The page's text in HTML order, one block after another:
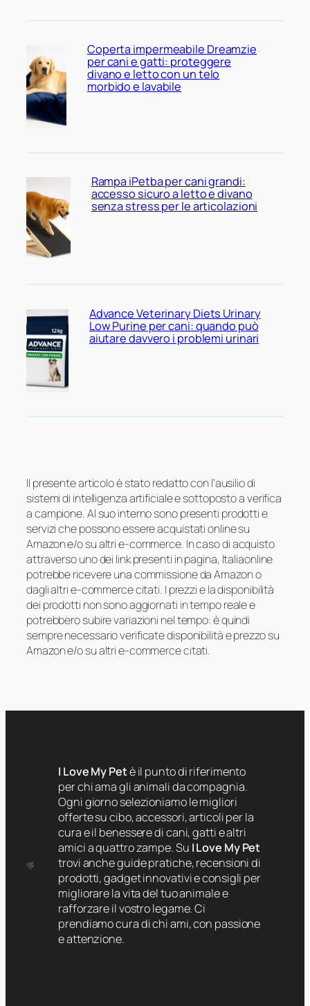
Coperta impermeabile Dreamzie
per cani e gatti: proteggere
divano e letto con un telo
morbido e lavabile
Rampa iPetba per cani grandi:
accesso sicuro a letto e divano
senza stress per le articolazioni
Advance Veterinary Diets Urinary
Low Purine per cani: quando può
aiutare davvero i problemi urinari
Il presente articolo è stato redatto con l’ausilio di
sistemi di intelligenza artificiale e sottoposto a verifica
a campione. Al suo interno sono presenti prodotti e
servizi che possono essere acquistati online su
Amazon e/o su altri e-commerce. In caso di acquisto
attraverso uno dei link presenti in pagina, Italiaonline
potrebbe ricevere una commissione da Amazon o
dagli altri e-commerce citati. I prezzi e la disponibilità
dei prodotti non sono aggiornati in tempo reale e
potrebbero subire variazioni nel tempo: è quindi
sempre necessario verificate disponibilità e prezzo su
Amazon e/o su altri e-commerce citati.
I Love My Petè il punto di riferimento
per chi ama gli animali da compagnia.
Ogni giorno selezioniamo le migliori
offerte su cibo, accessori, articoli per la
cura e il benessere di cani, gatti e altri
amici a quattro zampe. Su I Love My Pet
trovi anche guide pratiche, recensioni di
prodotti, gadget innovativi e consigli per
migliorare la vita del tuo animale e
rafforzare il vostro legame. Ci
prendiamo cura di chi ami, con passione
e attenzione.